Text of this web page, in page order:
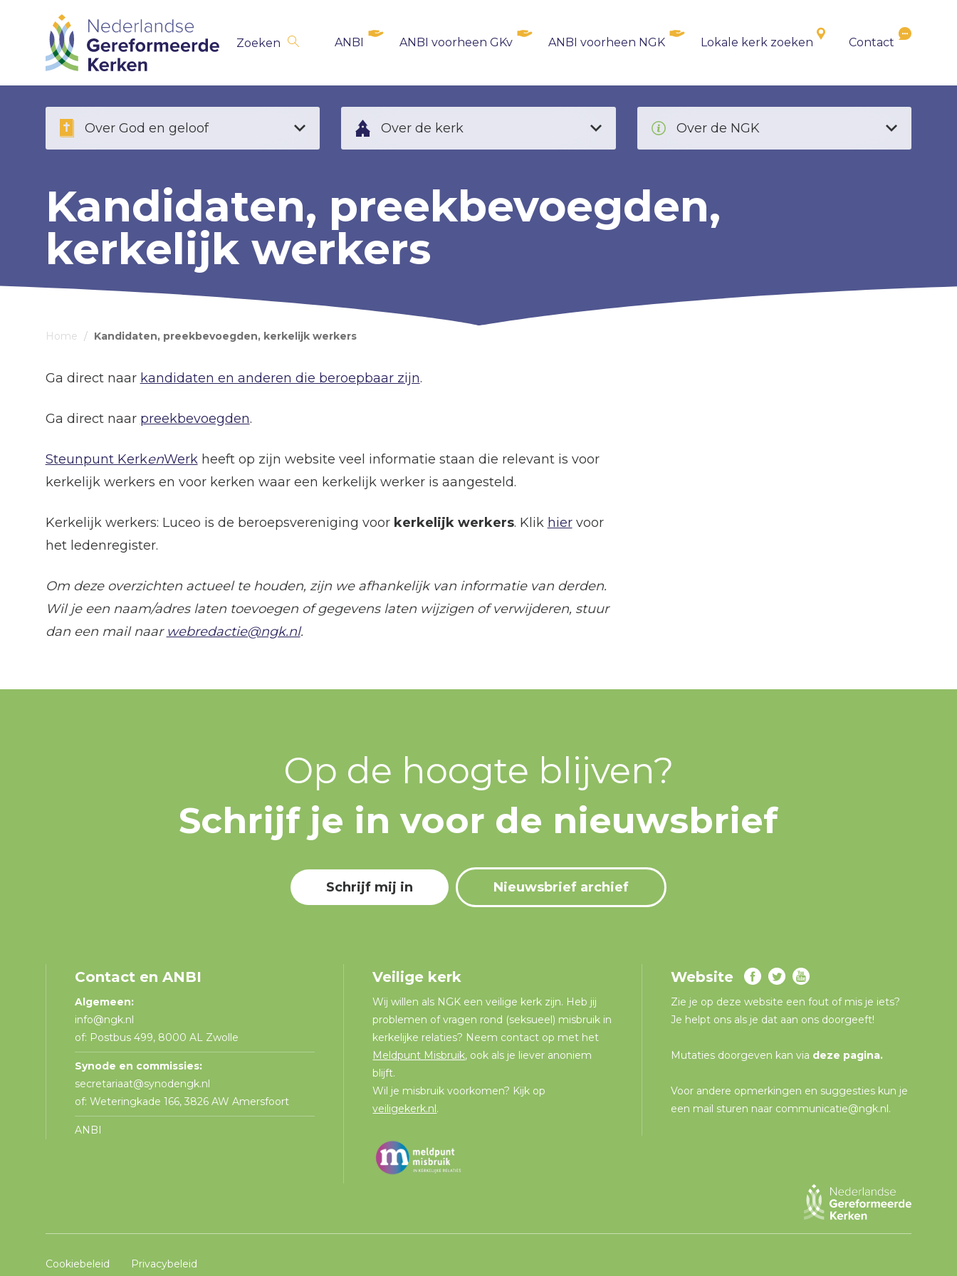
Skip
navigation
Over God en geloof Over de kerk Over de NGK
Zoeken ANBI ANBI voorheen GKv ANBI voorheen NGK Lokale kerk zoeken Contact
Kandidaten, preekbevoegden,
kerkelijk werkers
Home / Kandidaten, preekbevoegden, kerkelijk werkers
Ga direct naar kandidaten en anderen die beroepbaar zijn.
Ga direct naar preekbevoegden.
Steunpunt KerkenWerkheeft op zijn website veel informatie staan die relevant is voor
kerkelijk werkers en voor kerken waar een kerkelijk werker is aangesteld.
Kerkelijk werkers: Luceo is de beroepsvereniging voor kerkelijk werkers. Klik hiervoor
het ledenregister.
Om deze overzichten actueel te houden, zijn we afhankelijk van informatie van derden.
Wil je een naam/adres laten toevoegen of gegevens laten wijzigen of verwijderen, stuur
dan een mail naar webredactie@ngk.nl.
Op de hoogte blijven?
Schrijf je in voor de nieuwsbrief
Schrijf mij in Nieuwsbrief archief
Contact en ANBI
Algemeen:
info@ngk.nl
of: Postbus 499, 8000 AL Zwolle
Synode en commissies:
secretariaat@synodengk.nl
of: Weteringkade 166, 3826 AW Amersfoort
ANBI
Veilige kerk
Wij willen als NGK een veilige kerk zijn. Heb jij
problemen of vragen rond (seksueel) misbruik in
kerkelijke relaties? Neem contact op met het
Meldpunt Misbruik, ook als je liever anoniem
blijft.
Wil je misbruik voorkomen? Kijk op
veiligekerk.nl.
Website
Zie je op deze website een fout of mis je iets?
Je helpt ons als je dat aan ons doorgeeft!
Mutaties doorgeven kan via deze pagina.
Voor andere opmerkingen en suggesties kun je
een mail sturen naar communicatie@ngk.nl.
Cookiebeleid Privacybeleid